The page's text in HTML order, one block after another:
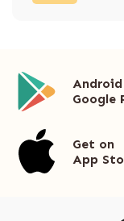
Google
Get on
App